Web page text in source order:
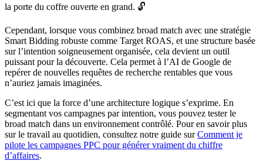
la porte du coffre ouverte en grand. 🔓
Cependant, lorsque vous combinez broad match avec une stratégie
Smart Bidding robuste comme Target ROAS, et une structure basée
sur l’intention soigneusement organisée, cela devient un outil
puissant pour la découverte. Cela permet à l’AI de Google de
repérer de nouvelles requêtes de recherche rentables que vous
n’auriez jamais imaginées.
C’est ici que la force d’une architecture logique s’exprime. En
segmentant vos campagnes par intention, vous pouvez tester le
broad match dans un environnement contrôlé. Pour en savoir plus
sur le travail au quotidien, consultez notre guide surComment je
pilote les campagnes PPC pour générer vraiment du chiffre
d’affaires.